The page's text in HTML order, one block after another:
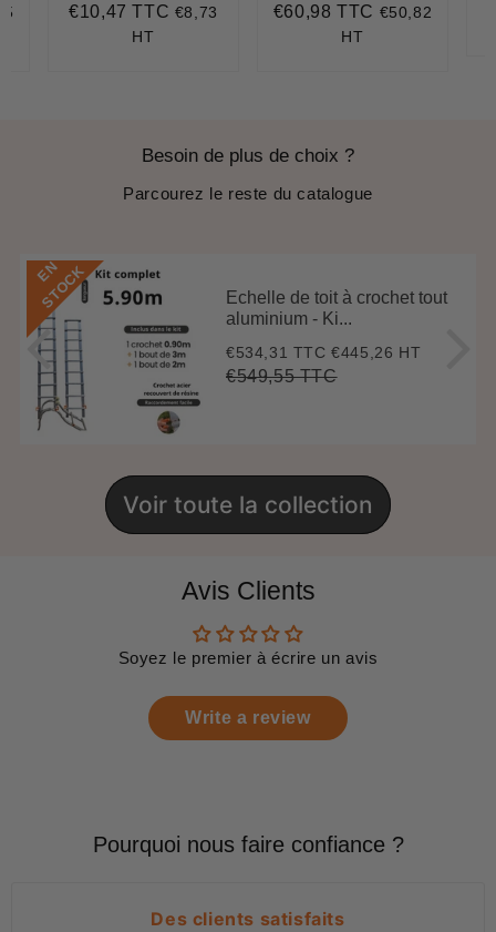
Prix
€10,47 TTC €10,47
€8,73
HT
Prix
€60,98 TTC €60,98
€50,82
HT
Besoin de plus de choix ?
Parcourez le reste du catalogue
E
N
S
T
O
C
K
Echelle de toit à crochet tout
aluminium - Ki...
Prix
réduit
€534,31 TTC€534,31
€445,26 HT
Prix
€549,55 TTC€549,55
Voir toute la collection
Avis Clients
Soyez le premier à écrire un avis
Write a review
Pourquoi nous faire confiance ?
Des clients satisfaits